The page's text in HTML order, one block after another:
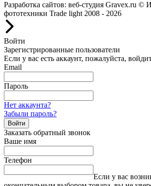
Разработка сайтов: веб-студия Gravex.ru ©
фототехники Trade light 2008 - 2026
Войти
Зарегистрированные пользователи
Если у вас есть аккаунт, пожалуйста,
Email
Пароль
Нет аккаунта?
Забыли пароль?
Войти
Заказать обратный звонок
Ваше имя
Телефон
Если у вас